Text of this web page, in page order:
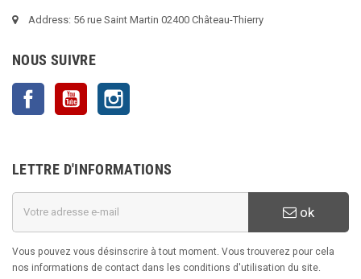
Address: 56 rue Saint Martin 02400 Château-Thierry
NOUS SUIVRE
Facebook YouTube
LETTRE D'INFORMATIONS
ok
Vous pouvez vous désinscrire à tout moment. Vous trouverez pour cela
nos informations de contact dans les conditions d'utilisation du site.